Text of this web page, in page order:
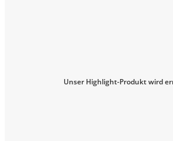
Unser Highlight-Produkt wird